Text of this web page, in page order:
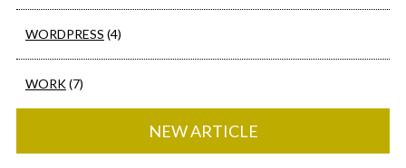
WORDPRESS (4)
WORK(7)
NEW ARTICLE